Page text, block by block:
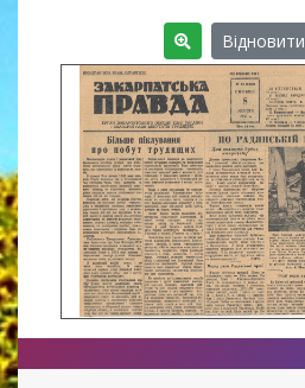
Відновити